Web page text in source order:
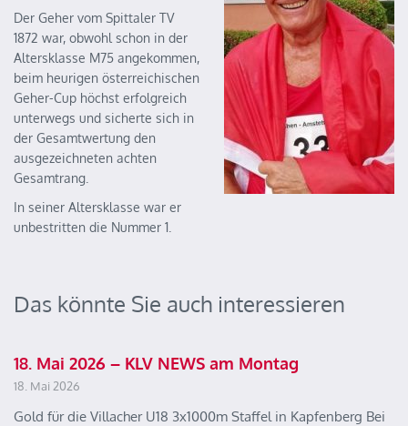
Der Geher vom Spittaler TV
1872 war, obwohl schon in der
Altersklasse M75 angekommen,
beim heurigen österreichischen
Geher-Cup höchst erfolgreich
unterwegs und sicherte sich in
der Gesamtwertung den
ausgezeichneten achten
Gesamtrang.
In seiner Altersklasse war er
unbestritten die Nummer 1.
Das könnte Sie auch interessieren
18. Mai 2026 – KLV NEWS am Montag
18. Mai 2026
Gold für die Villacher U18 3x1000m Staffel in Kapfenberg Bei